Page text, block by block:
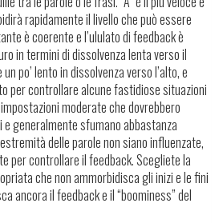
rapidamente il livello che può essere
è coerente e l’ululato di feedback è
in termini di dissolvenza lenta verso il
po’ lento in dissolvenza verso l’alto, e
per controllare alcune fastidiose situazioni
impostazioni moderate che dovrebbero
generalmente sfumano abbastanza
delle parole non siano influenzate,
per controllare il feedback. Scegliete la
che non ammorbidisca gli inizi e le fini
ancora il feedback e il “boominess” del